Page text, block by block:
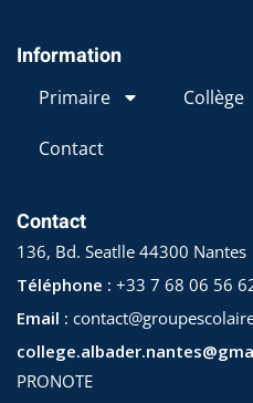
Information
Primaire Collège
Contact
Contact
136, Bd. Seatlle 44300 Nantes
Téléphone : +33 7 68 06 56
Email :
PRONOTE